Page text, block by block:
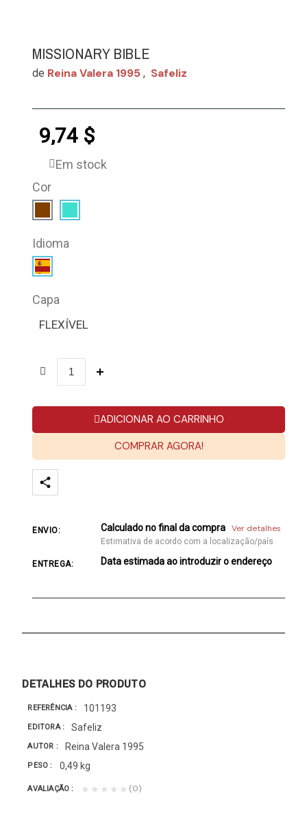
MISSIONARY BIBLE
de Reina Valera 1995 , Safeliz
9,74 $
Em stock
Cor
Idioma
Capa
FLEXÍVEL
ADICIONAR AO CARRINHO
COMPRAR AGORA!
ENVIO: Calculado no final da compra Ver detalhes
Estimativa de acordo com a localização/país
ENTREGA: Data estimada ao introduzir o endereço
DETALHES DO PRODUTO
REFERÊNCIA 101193
EDITORA Safeliz
AUTOR Reina Valera 1995
PESO 0,49 kg
AVALIAÇÃO ★★★★★ (0)